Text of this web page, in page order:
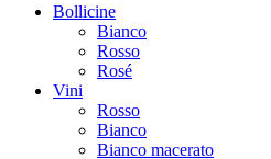
Bollicine
Bianco
Rosso
Rosé
Vini
Rosso
Bianco
Bianco macerato